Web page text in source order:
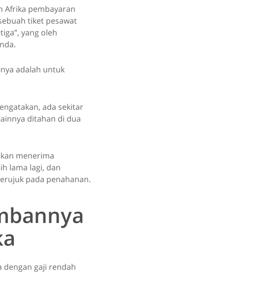
Afrika pembayaran
tiket pesawat
yang oleh
adalah untuk
ada sekitar
ditahan di dua
menerima
lama lagi, dan
pada penahanan.
gaji rendah